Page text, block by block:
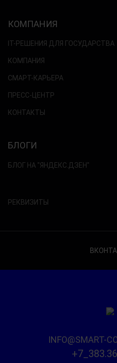
INFO@SMART-
КОМПАНИЯ
IT-РЕШЕНИЯ ДЛЯ ГОСУДАРСТВА
КОМПАНИЯ
СМАРТ-КАРЬЕРА
ПРЕСС-ЦЕНТР
КОНТАКТЫ
БЛОГИ
БЛОГ НА "ЯНДЕКС.ДЗЕН"
РЕКВИЗИТЫ